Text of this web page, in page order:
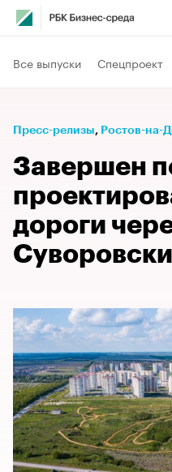
Все выпуски Спецпроект
Пресс-релизы⁠, Ростов-на-
Завершен
дороги